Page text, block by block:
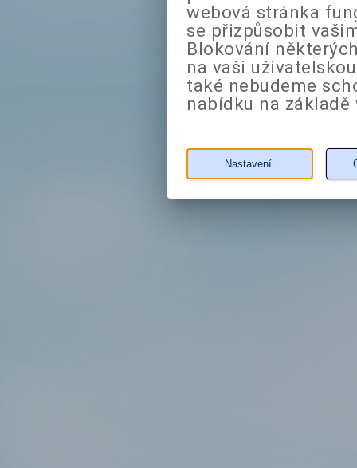
webová stránka
se přizpůsobit
Blokování
na vaši
také nebudeme
nabídku na
Nastavení